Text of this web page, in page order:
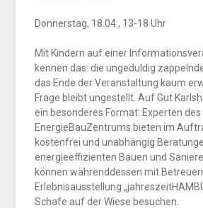
Donnerstag, 18.04., 13-18 Uhr
Mit Kindern auf einer
kennen das: die ungeduldig
das Ende der Veranstaltung kaum
Frage bleibt ungestellt. Auf Gut
ein besonderes Format: Experten des
EnergieBauZentrums bieten im
kostenfrei und unabhängig
energieeffizienten Bauen und
können währenddessen mit
Erlebnisausstellung
Schafe auf der Wiese besuchen.